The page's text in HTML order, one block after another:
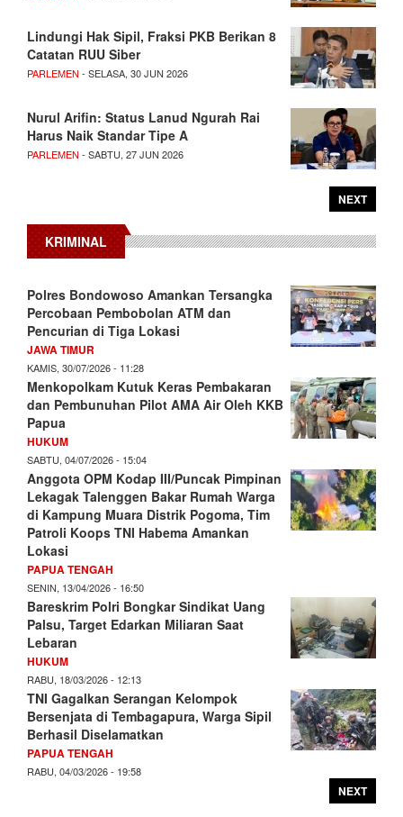
Lindungi Hak Sipil, Fraksi PKB Berikan 8
Catatan RUU Siber
PARLEMEN - SELASA, 30 JUN 2026
Nurul Arifin: Status Lanud Ngurah Rai
Harus Naik Standar Tipe A
PARLEMEN - SABTU, 27 JUN 2026
NEXT
KRIMINAL
Polres Bondowoso Amankan Tersangka
Percobaan Pembobolan ATM dan
Pencurian di Tiga Lokasi
JAWA TIMUR
KAMIS, 30/07/2026 - 11:28
Menkopolkam Kutuk Keras Pembakaran
dan Pembunuhan Pilot AMA Air Oleh KKB
Papua
HUKUM
SABTU, 04/07/2026 - 15:04
Anggota OPM Kodap III/Puncak Pimpinan
Lekagak Talenggen Bakar Rumah Warga
di Kampung Muara Distrik Pogoma, Tim
Patroli Koops TNI Habema Amankan
Lokasi
PAPUA TENGAH
SENIN, 13/04/2026 - 16:50
Bareskrim Polri Bongkar Sindikat Uang
Palsu, Target Edarkan Miliaran Saat
Lebaran
HUKUM
RABU, 18/03/2026 - 12:13
TNI Gagalkan Serangan Kelompok
Bersenjata di Tembagapura, Warga Sipil
Berhasil Diselamatkan
PAPUA TENGAH
RABU, 04/03/2026 - 19:58
NEXT